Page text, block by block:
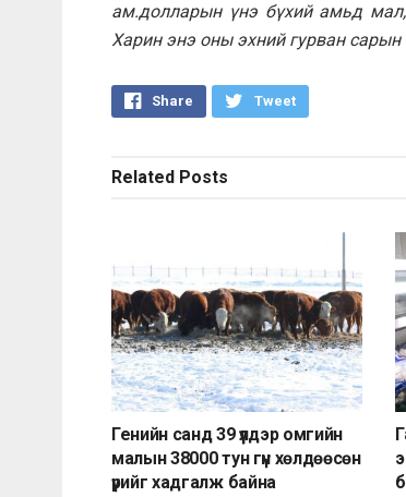
ам.долларын үнэ бүхий амьд
Харин энэ оны эхний гурван
Share Tweet
Related Posts
Генийн санд 39 үүлдэр омгийн
малын 38000 тун гүн хөлдөөсөн
үрийг хадгалж байна